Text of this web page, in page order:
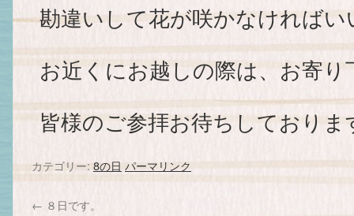
勘違いして花が咲かなければい
お近くにお越しの際は、お寄り
皆様のご参拝お待ちしておりま
カテゴリー: 8の日 パーマリンク
← ８日です。